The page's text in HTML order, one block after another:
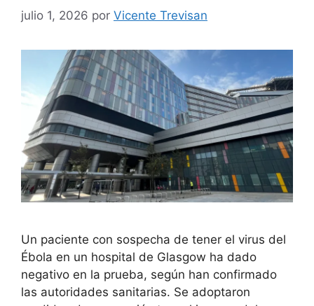
julio 1, 2026 por Vicente Trevisan
Un paciente con sospecha de tener el virus del
Ébola en un hospital de Glasgow ha dado
negativo en la prueba, según han confirmado
las autoridades sanitarias. Se adoptaron